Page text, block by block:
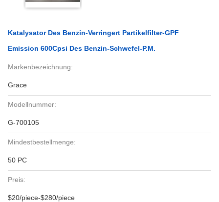
Katalysator Des Benzin-Verringert Partikelfilter-GPF
Emission 600Cpsi Des Benzin-Schwefel-P.M.
Markenbezeichnung:
Grace
Modellnummer:
G-700105
Mindestbestellmenge:
50 PC
Preis:
$20/piece-$280/piece